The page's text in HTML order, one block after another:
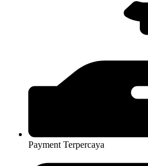
Payment Terpercaya